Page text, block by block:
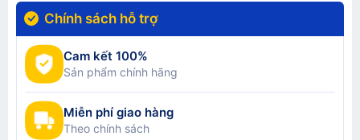
Chính sách hỗ trợ
Cam kết 100%
Sản phẩm chính hãng
Miễn phí giao hàng
Theo chính sách